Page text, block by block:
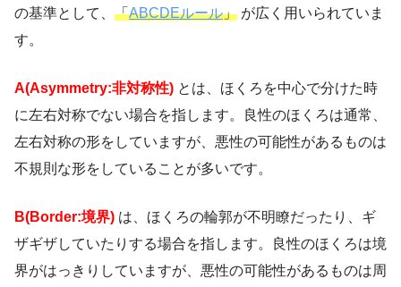
の基準として、 「ABCDEルール」 が広く用いられていま
す。
A(Asymmetry:非対称性) とは、ほくろを中心で分けた時
に左右対称でない場合を指します。良性のほくろは通常、
左右対称の形をしていますが、悪性の可能性があるものは
不規則な形をしていることが多いです。
B(Border:境界) は、ほくろの輪郭が不明瞭だったり、ギ
ザギザしていたりする場合を指します。良性のほくろは境
界がはっきりしていますが、悪性の可能性があるものは周